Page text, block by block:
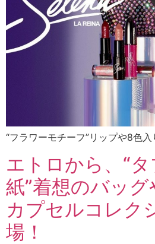
“フラワーモチーフ”リップや8色
エトロから、“
紙”着想のバッ
カプセルコレク
場！